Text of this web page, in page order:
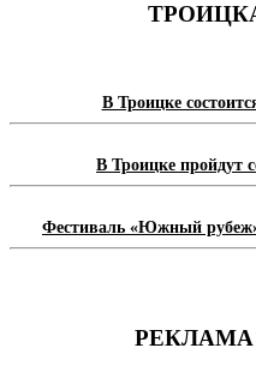
В Троицке
В Троицке пройдут
Фестиваль «Южный
РЕКЛАМА